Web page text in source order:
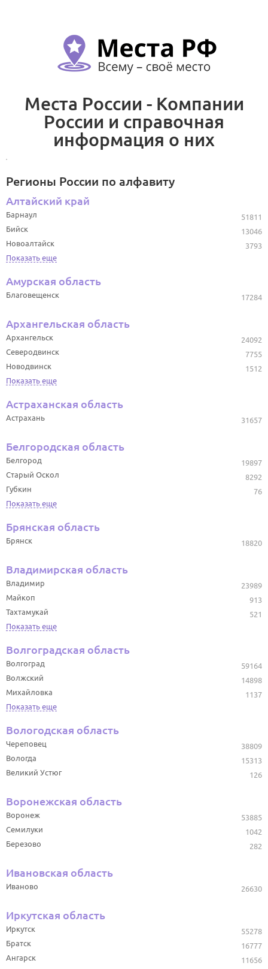
Места России - Компании
России и справочная
информация о них
Регионы России по алфавиту
Алтайский край
51811
Барнаул
13046
Бийск
3793
Новоалтайск
Показать еще
Амурская область
17284
Благовещенск
Архангельская область
24092
Архангельск
7755
Северодвинск
1512
Новодвинск
Показать еще
Астраханская область
31657
Астрахань
Белгородская область
19897
Белгород
8292
Старый Оскол
76
Губкин
Показать еще
Брянская область
18820
Брянск
Владимирская область
23989
Владимир
913
Майкоп
521
Тахтамукай
Показать еще
Волгоградская область
59164
Волгоград
14898
Волжский
1137
Михайловка
Показать еще
Вологодская область
38809
Череповец
15313
Вологда
126
Великий Устюг
Воронежская область
53885
Воронеж
1042
Семилуки
282
Березово
Ивановская область
26630
Иваново
Иркутская область
55278
Иркутск
16777
Братск
11656
Ангарск